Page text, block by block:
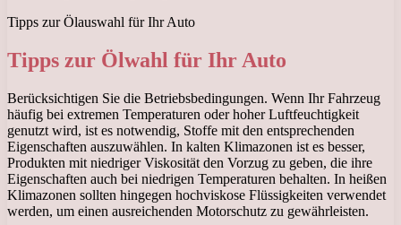
Tipps zur Ölauswahl für Ihr Auto
Tipps zur Ölwahl für Ihr Auto
Berücksichtigen Sie die Betriebsbedingungen. Wenn Ihr Fahrzeug
häufig bei extremen Temperaturen oder hoher Luftfeuchtigkeit
genutzt wird, ist es notwendig, Stoffe mit den entsprechenden
Eigenschaften auszuwählen. In kalten Klimazonen ist es besser,
Produkten mit niedriger Viskosität den Vorzug zu geben, die ihre
Eigenschaften auch bei niedrigen Temperaturen behalten. In heißen
Klimazonen sollten hingegen hochviskose Flüssigkeiten verwendet
werden, um einen ausreichenden Motorschutz zu gewährleisten.